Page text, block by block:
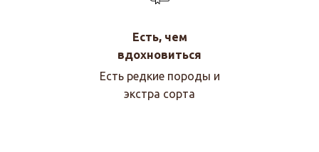
Есть, чем
вдохновиться
Есть редкие породы и
экстра сорта